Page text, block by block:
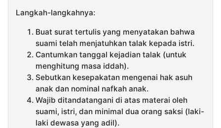
Langkah-langkahnya:
Buat surat tertulis yang menyatakan bahwa
suami telah menjatuhkan talak kepada istri.
Cantumkan tanggal kejadian talak (untuk
menghitung masa iddah).
Sebutkan kesepakatan mengenai hak asuh
anak dan nominal nafkah anak.
Wajib ditandatangani di atas materai oleh
suami, istri, dan minimal dua orang saksi (laki-
laki dewasa yang adil).